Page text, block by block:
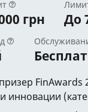
грн До
FinAwards
инновации